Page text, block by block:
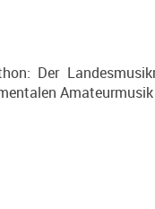
Der